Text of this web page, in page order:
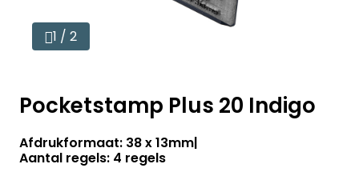
1 / 2
Pocketstamp Plus 20 Indigo
Afdrukformaat: 38 x 13mm
Aantal regels: 4 regels